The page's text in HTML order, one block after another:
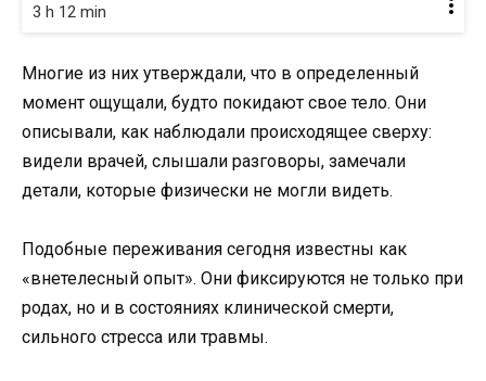
3 h 12 min
Многие из них утверждали, что в определенный
момент ощущали, будто покидают свое тело. Они
описывали, как наблюдали происходящее сверху:
видели врачей, слышали разговоры, замечали
детали, которые физически не могли видеть.
Подобные переживания сегодня известны как
«внетелесный опыт». Они фиксируются не только при
родах, но и в состояниях клинической смерти,
сильного стресса или травмы.